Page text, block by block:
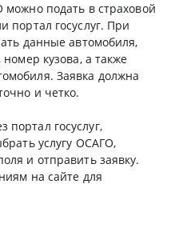
подать в страховой
портал госуслуг. При
данные автомобиля,
кузова, а также
Заявка должна
и четко.
госуслуг,
услугу ОСАГО,
и отправить заявку.
на сайте для